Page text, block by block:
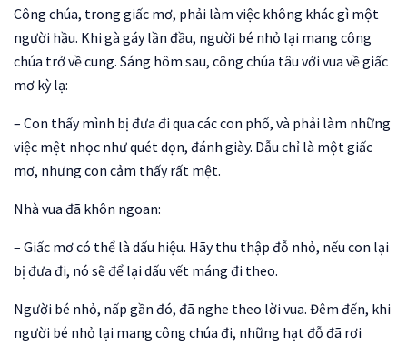
Công chúa, trong giấc mơ, phải làm việc không khác gì một
người hầu. Khi gà gáy lần đầu, người bé nhỏ lại mang công
chúa trở về cung. Sáng hôm sau, công chúa tâu với vua về giấc
mơ kỳ lạ:
– Con thấy mình bị đưa đi qua các con phố, và phải làm những
việc mệt nhọc như quét dọn, đánh giày. Dẫu chỉ là một giấc
mơ, nhưng con cảm thấy rất mệt.
Nhà vua đã khôn ngoan:
– Giấc mơ có thể là dấu hiệu. Hãy thu thập đỗ nhỏ, nếu con lại
bị đưa đi, nó sẽ để lại dấu vết máng đi theo.
Người bé nhỏ, nấp gần đó, đã nghe theo lời vua. Đêm đến, khi
người bé nhỏ lại mang công chúa đi, những hạt đỗ đã rơi